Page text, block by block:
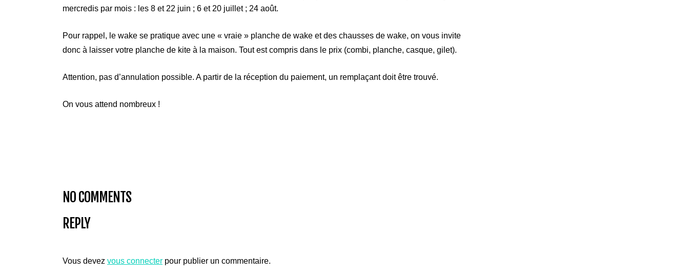
mercredis par mois : les 8 et 22 juin ; 6 et 20 juillet ; 24 août.
Pour rappel, le wake se pratique avec une « vraie » planche de wake et des chausses de wake, on vous invite
donc à laisser votre planche de kite à la maison. Tout est compris dans le prix (combi, planche, casque, gilet).
Attention, pas d’annulation possible. A partir de la réception du paiement, un remplaçant doit être trouvé.
On vous attend nombreux !
NO COMMENTS
REPLY
Vous devez vous connecter pour publier un commentaire.